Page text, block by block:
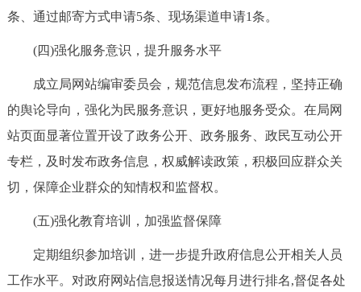
条、通过邮寄方式申请5条、现场渠道申请1条。
(四)强化服务意识，提升服务水平
成立局网站编审委员会，规范信息发布流程，坚持正确
的舆论导向，强化为民服务意识，更好地服务受众。在局网
站页面显著位置开设了政务公开、政务服务、政民互动公开
专栏，及时发布政务信息，权威解读政策，积极回应群众关
切，保障企业群众的知情权和监督权。
(五)强化教育培训，加强监督保障
定期组织参加培训，进一步提升政府信息公开相关人员
工作水平。对政府网站信息报送情况每月进行排名,督促各处